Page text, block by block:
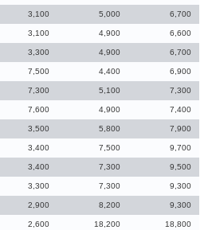
3,100 5,000 6,700
3,100 4,900 6,600
3,300 4,900 6,700
7,500 4,400 6,900
7,300 5,100 7,300
7,600 4,900 7,400
3,500 5,800 7,900
3,400 7,500 9,700
3,400 7,300 9,500
3,300 7,300 9,300
2,900 8,200 9,300
2,600 18,200 18,800